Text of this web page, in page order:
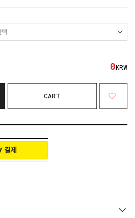
0KRW
CART